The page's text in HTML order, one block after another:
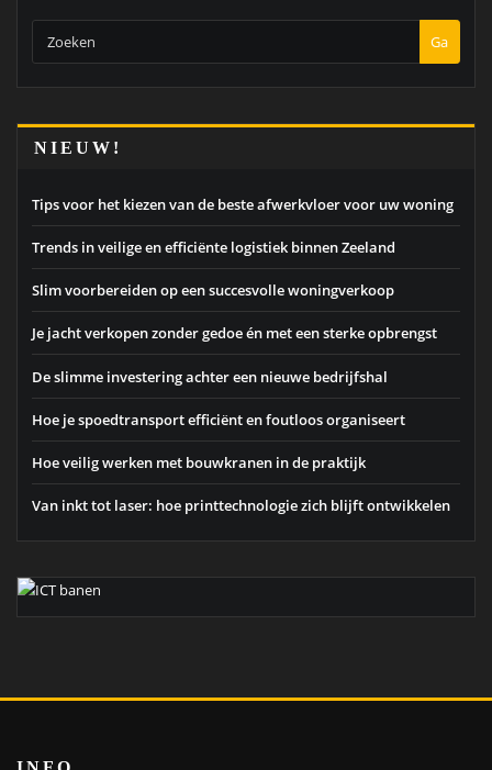
Ga
NIEUW!
Tips voor het kiezen van de beste afwerkvloer voor uw woning
Trends in veilige en efficiënte logistiek binnen Zeeland
Slim voorbereiden op een succesvolle woningverkoop
Je jacht verkopen zonder gedoe én met een sterke opbrengst
De slimme investering achter een nieuwe bedrijfshal
Hoe je spoedtransport efficiënt en foutloos organiseert
Hoe veilig werken met bouwkranen in de praktijk
Van inkt tot laser: hoe printtechnologie zich blijft ontwikkelen